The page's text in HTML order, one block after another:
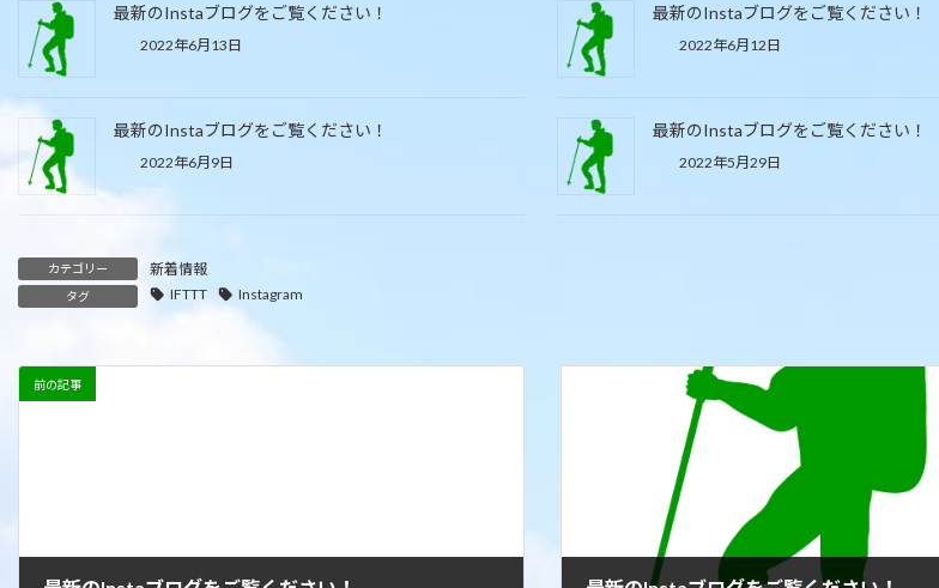
最新のInstaブログをご覧ください！
2022年6月13日
最新のInstaブログをご覧ください！
2022年6月12日
最新のInstaブログをご覧ください！
2022年6月9日
最新のInstaブログをご覧ください！
2022年5月29日
カテゴリー 新着情報
タグ IFTTT Instagram
前の記事